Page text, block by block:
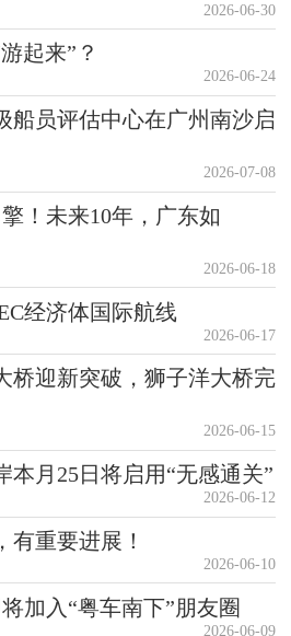
2026-06-30
起来”？
2026-06-24
船员评估中心在广州南沙启
2026-07-08
！未来10年，广东如
2026-06-18
经济体国际航线
2026-06-17
桥迎新突破，狮子洋大桥完
2026-06-15
本月25日将启用“无感通关”
2026-06-12
有重要进展！
2026-06-10
加入“粤车南下”朋友圈
2026-06-09